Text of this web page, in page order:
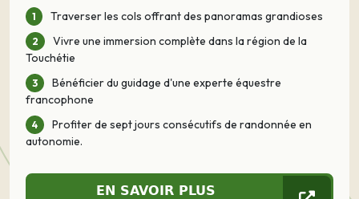
Traverser les cols offrant des panoramas grandioses
Vivre une immersion complète dans la région de la
Touchétie
Bénéficier du guidage d'une experte équestre
francophone
Profiter de sept jours consécutifs de randonnée en
autonomie.
EN SAVOIR PLUS